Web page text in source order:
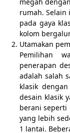
rumah. Selain
pada gaya
kolom
Utamakan
Pemilihan
penerapan
adalah salah
klasik
desain klasik
berani seperti
yang lebih
1 lantai.